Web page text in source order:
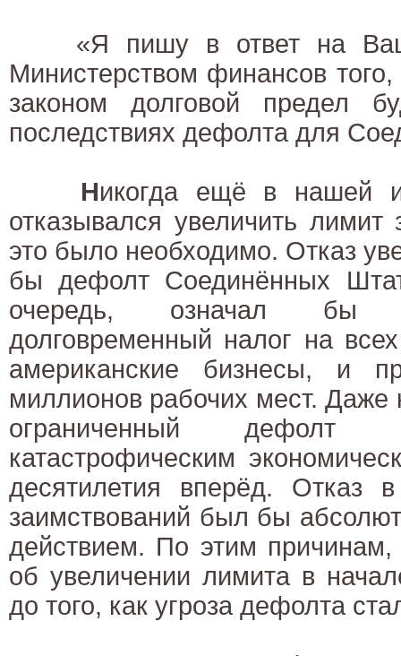
«Я пишу в ответ на Ваш
Министерством финансов того,
законом долговой предел
последствиях дефолта для
Никогда ещё в нашей
отказывался увеличить лимит
это было необходимо. Отказ
бы дефолт Соединённых
очередь, означал бы
долговременный налог на
американские бизнесы, и
миллионов рабочих мест. Даже
ограниченный
катастрофическим
десятилетия вперёд. Отказ
заимствований был бы
действием. По этим причинам,
об увеличении лимита в
до того, как угроза дефолта